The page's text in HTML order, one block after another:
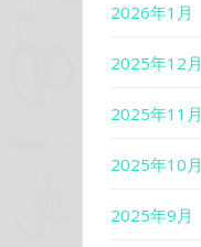
2026年1月
2025年12月
2025年11月
2025年10月
2025年9月